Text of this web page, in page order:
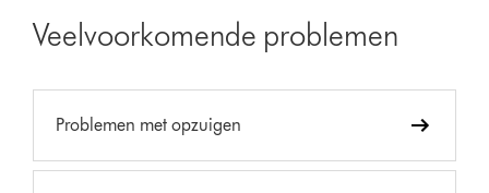
Veelvoorkomende problemen
Problemen met opzuigen